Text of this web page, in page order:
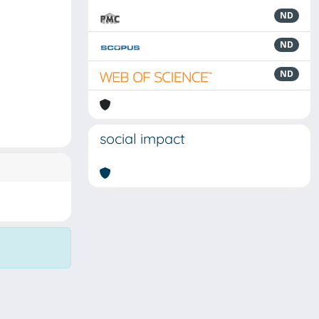
ND
ND
ND
social impact